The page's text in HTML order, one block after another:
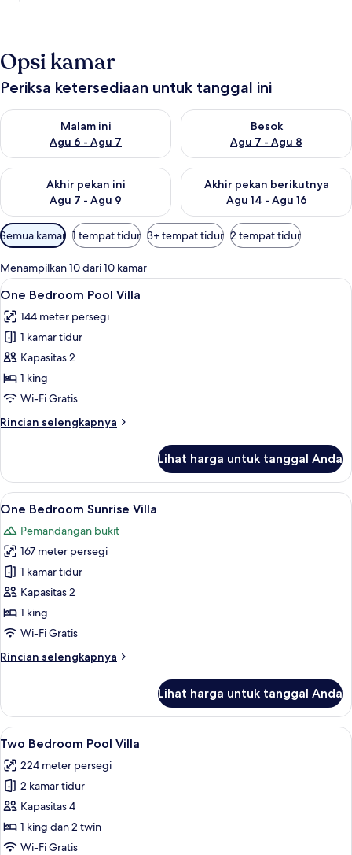
Opsi kamar
Periksa ketersediaan untuk tanggal ini
Malam ini
Agu 6 - Agu 7
Periksa ketersediaan untuk malam ini Agu 6 - Agu 7
Besok
Agu 7 - Agu 8
Periksa ketersediaan untuk
Akhir pekan ini
Agu 7 - Agu 9
Periksa ketersediaan untuk akhir pekan ini Agu 7 - Agu 9
Akhir pekan berikutnya
Agu 14 - Agu 16
Periksa ketersediaan untuk
Filter
tersedia
untuk
kamar
Semua kamar 1 tempat tidur 3+ tempat tidur 2 tempat tidur
Menampilkan 10 dari 10 kamar
Lihat
semua
foto
untuk
One
Bedroom
Pool
One Bedroom Pool Villa | Seprai
23
One Bedroom Pool Villa
144 meter persegi
1 kamar tidur
Kapasitas 2
1 king
Wi-Fi Gratis
Rincian selengkapnya
Rincian
One
Bedroom
Pool
Lihat harga untuk tanggal Anda
Lihat
semua
foto
untuk
One
Bedroom
Sunrise
Villa
Seprai premium, minibar, brankas,
18
One Bedroom Sunrise Villa
Pemandangan bukit
167 meter persegi
1 kamar tidur
Kapasitas 2
1 king
Wi-Fi Gratis
Rincian selengkapnya
Rincian
One
Bedroom
Sunrise
Lihat harga untuk tanggal Anda
Lihat
semua
foto
untuk
Two
Bedroom
Pool
Two Bedroom Pool Villa | Seprai
32
Two Bedroom Pool Villa
224 meter persegi
2 kamar tidur
Kapasitas 4
1 king dan 2 twin
Wi-Fi Gratis